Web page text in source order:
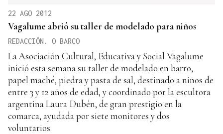
22 AGO 2012
Vagalume abrió su taller de modelado para niños
REDACCIÓN. O BARCO
La Asociación Cultural, Educativa y Social Vagalume
inició esta semana su taller de modelado en barro,
papel maché, piedra y pasta de sal, destinado a niños de
entre 3 y 12 años de edad, y coordinado por la escultora
argentina Laura Dubén, de gran prestigio en la
comarca, ayudada por siete monitores y dos
voluntarios.